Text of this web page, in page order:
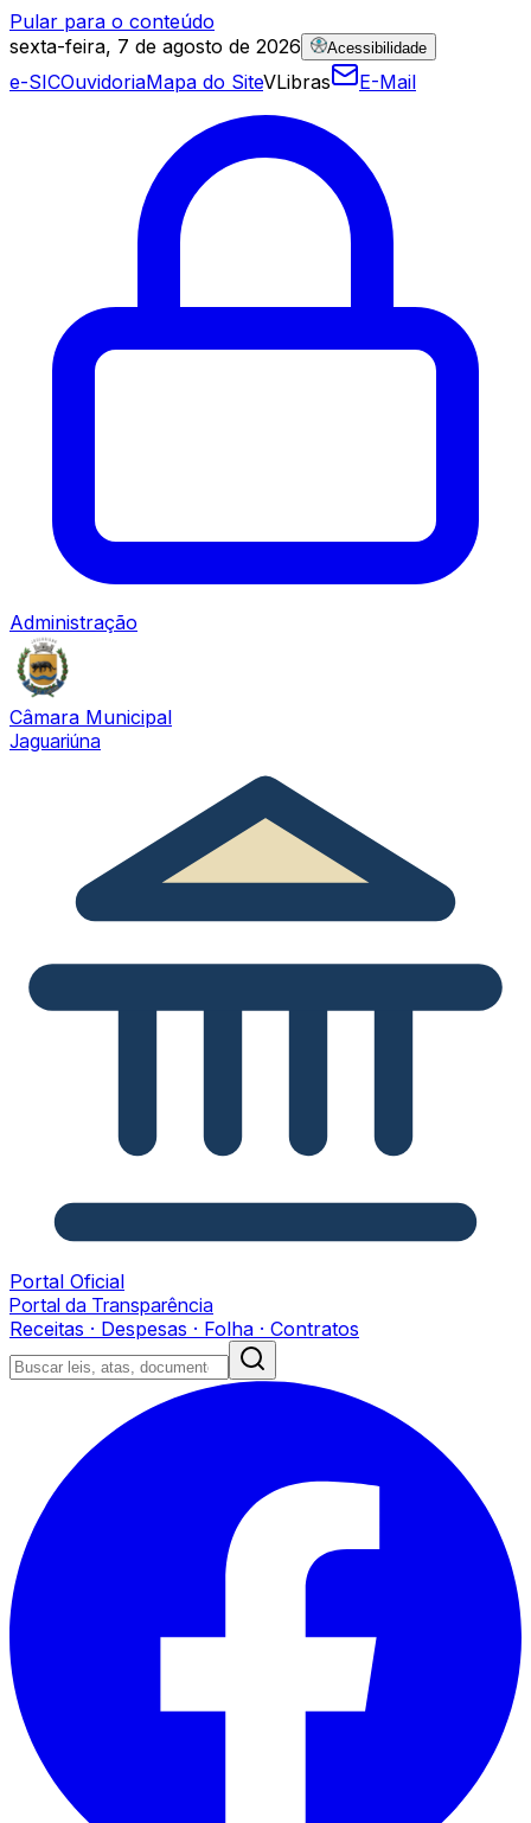
Pular para o conteúdo
sexta-feira, 7 de agosto de 2026
Acessibilidade
e-SICOuvidoriaMapa do SiteVLibras E-Mail
Administração
Câmara Municipal
Jaguariúna
Portal Oficial
Portal da Transparência
Receitas · Despesas · Folha · Contratos